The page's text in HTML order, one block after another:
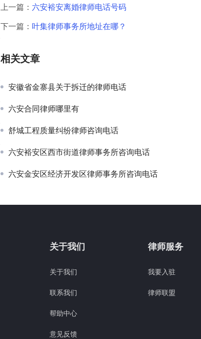
上一篇： 六安裕安离婚律师电话号码
下一篇： 叶集律师事务所地址在哪？
相关文章
安徽省金寨县关于拆迁的律师电话
六安合同律师哪里有
舒城工程质量纠纷律师咨询电话
六安裕安区西市街道律师事务所咨询电话
六安金安区经济开发区律师事务所咨询电话
关于我们
关于我们
联系我们
帮助中心
意见反馈
律师服务
我要入驻
律师联盟